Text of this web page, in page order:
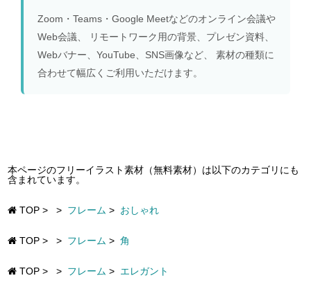
Zoom・Teams・Google Meetなどのオンライン会議や
Web会議、 リモートワーク用の背景、プレゼン資料、
Webバナー、YouTube、SNS画像など、 素材の種類に
合わせて幅広くご利用いただけます。
本ページのフリーイラスト素材（無料素材）は以下のカテゴリにも
含まれています。
TOP > > フレーム > おしゃれ
TOP > > フレーム > 角
TOP > > フレーム > エレガント